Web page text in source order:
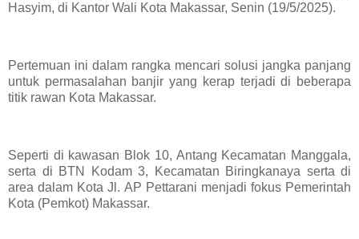
Hasyim, di Kantor Wali Kota Makassar, Senin (19/5/2025).
Pertemuan ini dalam rangka mencari solusi jangka panjang
untuk permasalahan banjir yang kerap terjadi di beberapa
titik rawan Kota Makassar.
Seperti di kawasan Blok 10, Antang Kecamatan Manggala,
serta di BTN Kodam 3, Kecamatan Biringkanaya serta di
area dalam Kota Jl. AP Pettarani menjadi fokus Pemerintah
Kota (Pemkot) Makassar.